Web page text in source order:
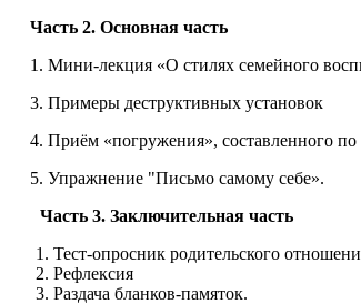
Часть 2. Основная часть
1. Мини-лекция «О стилях семейного
3. Примеры деструктивных установок
4. Приём «погружения», составленного
5. Упражнение "Письмо самому себе».
Часть 3. Заключительная часть
Тест-опросник родительского
Рефлексия
Раздача бланков-памяток.